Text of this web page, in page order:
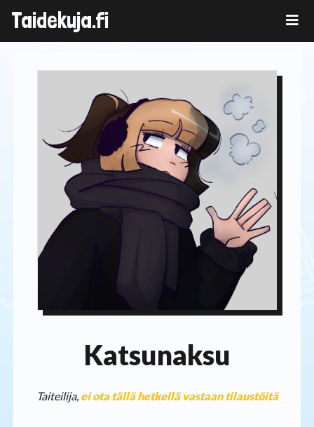
content
Taidekuja.fi
Katsunaksu
Taiteilija, ei ota tällä hetkellä vastaan tilaustöitä